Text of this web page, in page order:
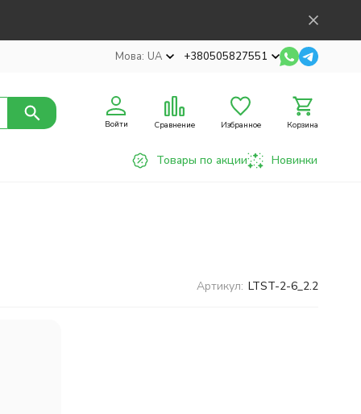
Мова: UA +380505827551
Войти Сравнение Избранное Корзина
Товары по акции Новинки
Артикул: LTST-2-6_2.2